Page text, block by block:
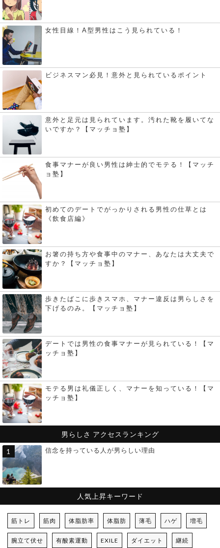
女性目線！A型男性はこう見られている！
ビジネスマン必見！意外と見られているポイント
意外と足元は見られています。汚れた靴を履いてな
いですか？【マッチョ塾】
食事マナーが良い男性は紳士的でモテる！【マッチ
ョ塾】
初めてのデートでがっかりされる男性の仕草とは
《飲食店編》
お箸の持ち方や食事中のマナー、あなたは大丈夫で
すか？【マッチョ塾】
歩きたばこに歩きスマホ、マナー違反は男らしさを
下げるのみ。【マッチョ塾】
デートでは男性の食事マナーが見られている！【マ
ッチョ塾】
モテる男は礼儀正しく、マナーを知っている！【マ
ッチョ塾】
男らしさ アクセスランキング
信念を持っている人が男らしい理由
人気上昇キーワード
筋トレ 筋肉 体脂肪率 体脂肪 薄毛 ハゲ 増毛
腕立て伏せ 有酸素運動 EXILE ダイエット 継続